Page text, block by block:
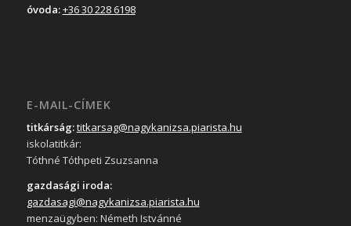
óvoda:+36 30 228 6198
E-MAIL-CÍMEK
titkárság:titkarsag@nagykanizsa.piarista.hu
iskolatitkár:
Tóthné Tóthpeti Zsuzsanna
gazdasági iroda:
gazdasagi@nagykanizsa.piarista.hu
menzaügyben: Németh Istvánné